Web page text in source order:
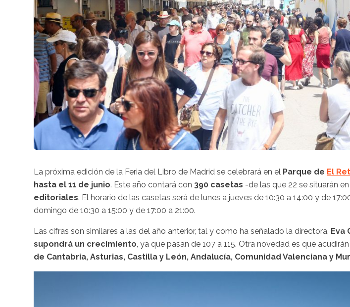
La próxima edición de la Feria del Libro de Madrid se celebrará en el Parque de El
hasta el 11 de junio. Este año contará con 390 casetas -de las que 22 se situarán
editoriales. El horario de las casetas será de lunes a jueves de 10:30 a 14:00 y de
domingo de 10:30 a 15:00 y de 17:00 a 21:00.
Las cifras son similares a las del año anterior, tal y como ha señalado la directora, Eva
supondrá un crecimiento , ya que pasan de 107 a 115. Otra novedad es que
de Cantabria, Asturias, Castilla y León, Andalucía, Comunidad Valenciana y